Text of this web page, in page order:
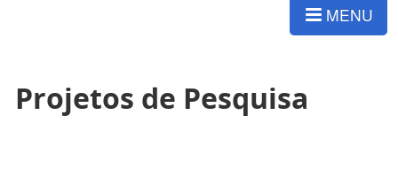
MENU
Projetos de Pesquisa